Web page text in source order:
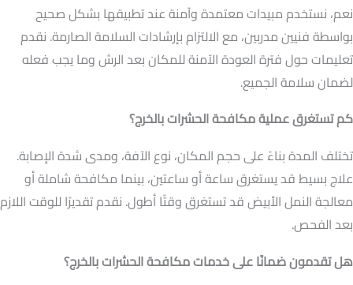
نعم، نستخدم مبيدات معتمدة وآمنة عند تطبيقها بشكل صحيح
بواسطة فنيين مدربين، مع الالتزام بإرشادات السلامة الصارمة. نقدم
تعليمات حول فترة العودة الآمنة للمكان بعد الرش وما يجب فعله
لضمان سلامة الجميع.
كم تستغرق عملية مكافحة الحشرات بالخرج؟
تختلف المدة بناءً على حجم المكان، نوع الآفة، ومدى شدة الإصابة.
علاج بسيط قد يستغرق ساعة أو ساعتين، بينما مكافحة شاملة أو
معالجة النمل الأبيض قد تستغرق وقتًا أطول. نقدم تقديرًا للوقت اللازم
بعد الفحص.
هل تقدمون ضمانًا على خدمات مكافحة الحشرات بالخرج؟